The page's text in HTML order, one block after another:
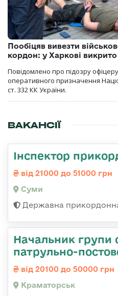
Пообіцяв вивезти
кордон: у Харкові
Повідомлено про підозру
оперативного призначення
ст. 332 КК України.
ВАКАНСІЇ
Інспектор
від 21000 до 51000 грн
Суми
Державна
Начальник групи
патрульно-
від 20100 до 50000 грн
Краматорськ